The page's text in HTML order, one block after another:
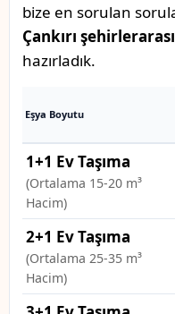
bize en sorulan
Çankırı
hazırladık.
Eşya Boyutu
1+1 Ev Taşıma
(Ortalama 15-20 m³
Hacim)
2+1 Ev Taşıma
(Ortalama 25-35 m³
Hacim)